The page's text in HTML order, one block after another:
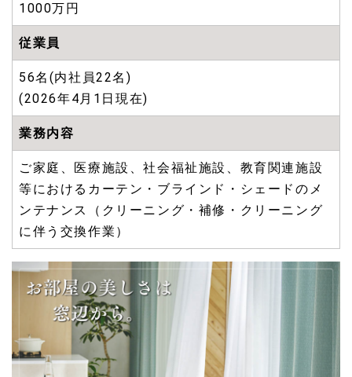
1000万円
従業員
56名(内社員22名)
(2026年4月1日現在)
業務内容
ご家庭、医療施設、社会福祉施設、教育関連施設
等におけるカーテン・ブラインド・シェードのメ
ンテナンス（クリーニング・補修・クリーニング
に伴う交換作業）